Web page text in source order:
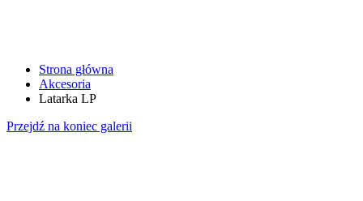
Strona główna
Akcesoria
Latarka LP
Przejdź na koniec galerii